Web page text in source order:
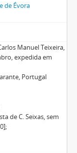
de Évora
Manuel Teixeira,
expedida em
Portugal
de C. Seixas, sem